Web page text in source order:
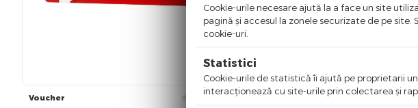
Voucher
Cookie-urile necesare ajută la a face un site
pagină şi accesul la zonele securizate de pe
cookie-uri.
Statistici
Cookie-urile de statistică îi ajută pe proprietarii
interacţionează cu site-urile prin colectarea şi